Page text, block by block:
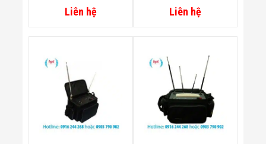
Xưởng -
Tin Khuyến Mãi
Tin Tuyển Dụng
Liên Hệ
Liên hệ Liên hệ